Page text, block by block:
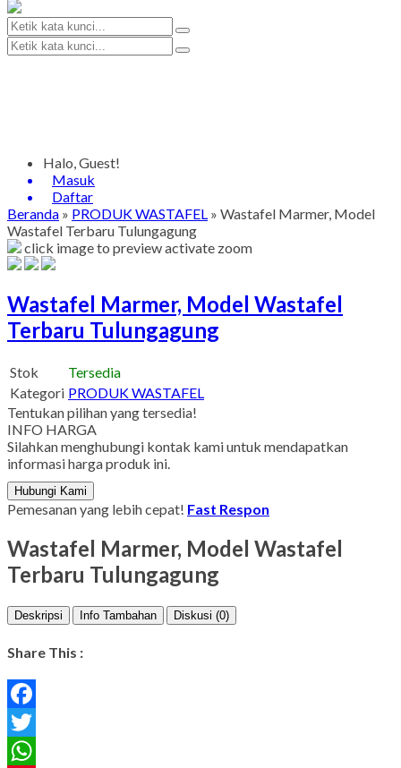
Halo, Guest!
Masuk
Daftar
Beranda » PRODUK WASTAFEL » Wastafel Marmer, Model
Wastafel Terbaru Tulungagung
click image to previewactivate zoom
Wastafel Marmer, Model Wastafel
Terbaru Tulungagung
Stok
Tersedia
Kategori PRODUK WASTAFEL
Tentukan pilihan yang tersedia!
INFO HARGA
Silahkan menghubungi kontak kami untuk mendapatkan
informasi harga produk ini.
Hubungi Kami
Pemesanan yang lebih cepat! Fast Respon
Wastafel Marmer, Model Wastafel
Terbaru Tulungagung
Deskripsi Info Tambahan Diskusi (0)
Share This :
Facebook
Twitter